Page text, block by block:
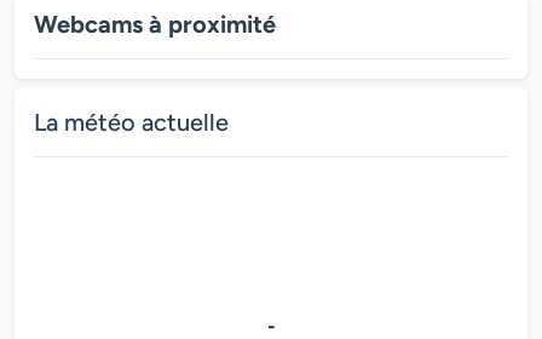
Webcams à proximité
La météo actuelle
-